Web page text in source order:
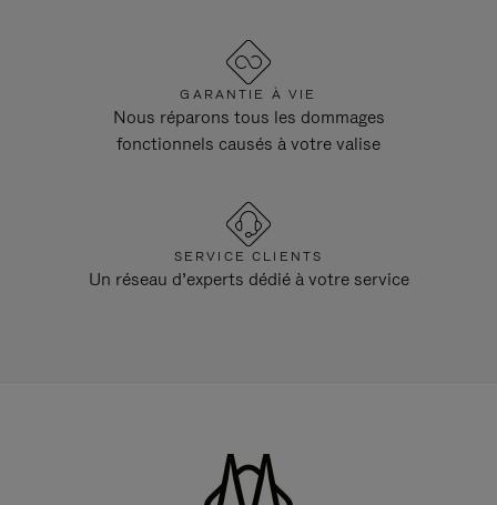
GARANTIE À VIE
Nous réparons tous les dommages
fonctionnels causés à votre valise
SERVICE CLIENTS
Un réseau d’experts dédié à votre service